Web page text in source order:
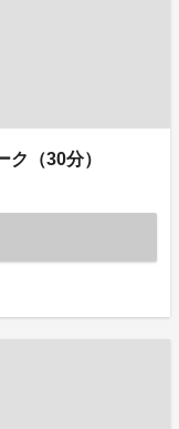
（30分）